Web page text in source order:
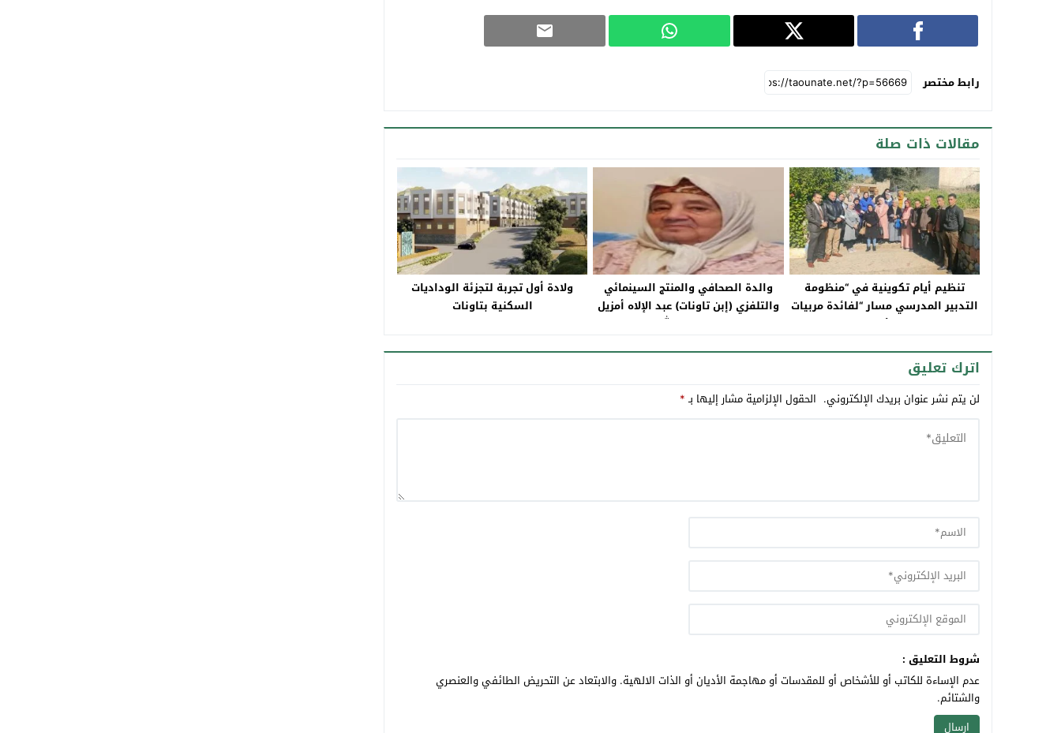
رابط مختصر
مقالات ذات صلة
تنظيم أيام تكوينية في “منظومة
التدبير المدرسي مسار “لفائدة مربيات
ومربي التعليم الأولي غير المهيكل
والدة الصحافي والمنتج السينمائي
والتلفزي (إبن تاونات) عبد الإلاه أمزيل
في ذمة الله
ولادة أول تجربة لتجزئة الوداديات
السكنية بتاونات
اترك تعليق
لن يتم نشر عنوان بريدك الإلكتروني. الحقول الإلزامية مشار إليها بـ*
شروط التعليق :
عدم الإساءة للكاتب أو للأشخاص أو للمقدسات أو مهاجمة الأديان أو الذات الالهية. والابتعاد عن التحريض الطائفي والعنصري
والشتائم.